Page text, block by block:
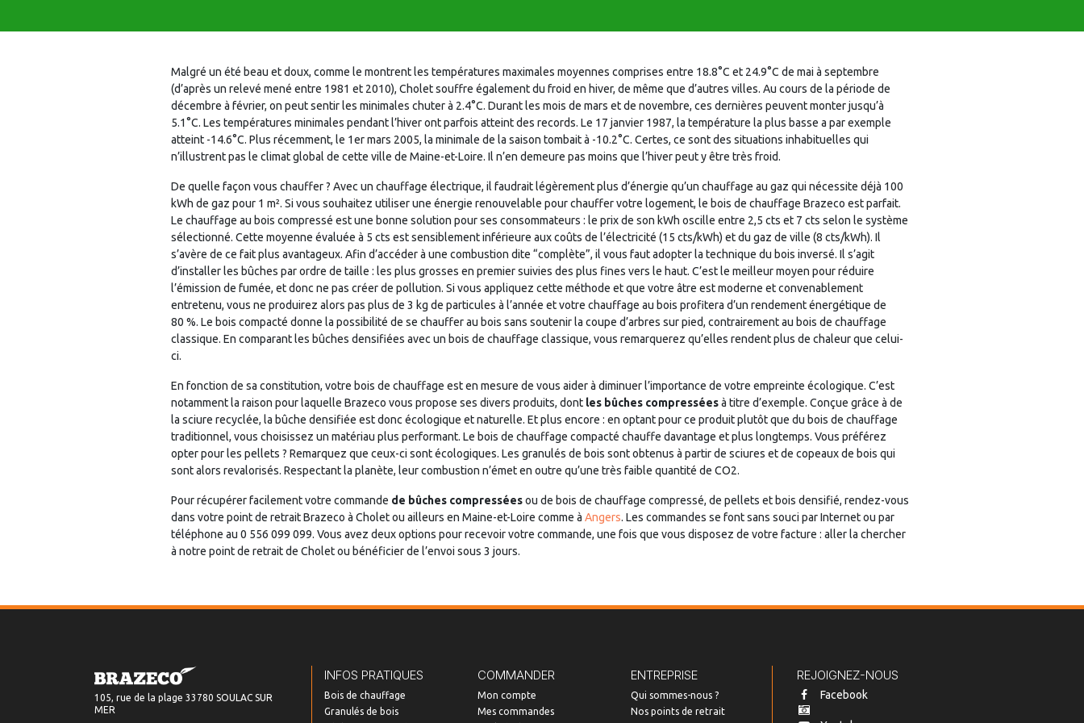
Malgré un été beau et doux, comme le montrent les températures maximales moyennes comprises entre 18.8°C et 24.9°C de mai à septembre
(d’après un relevé mené entre 1981 et 2010), Cholet souffre également du froid en hiver, de même que d’autres villes. Au cours de la période de
décembre à février, on peut sentir les minimales chuter à 2.4°C. Durant les mois de mars et de novembre, ces dernières peuvent monter jusqu’à
5.1°C. Les températures minimales pendant l’hiver ont parfois atteint des records. Le 17 janvier 1987, la température la plus basse a par exemple
atteint -14.6°C. Plus récemment, le 1er mars 2005, la minimale de la saison tombait à -10.2°C. Certes, ce sont des situations inhabituelles qui
n’illustrent pas le climat global de cette ville de Maine-et-Loire. Il n’en demeure pas moins que l’hiver peut y être très froid.
De quelle façon vous chauffer ? Avec un chauffage électrique, il faudrait légèrement plus d’énergie qu’un chauffage au gaz qui nécessite déjà 100
kWh de gaz pour 1 m². Si vous souhaitez utiliser une énergie renouvelable pour chauffer votre logement, le bois de chauffage Brazeco est parfait.
Le chauffage au bois compressé est une bonne solution pour ses consommateurs : le prix de son kWh oscille entre 2,5 cts et 7 cts selon le système
sélectionné. Cette moyenne évaluée à 5 cts est sensiblement inférieure aux coûts de l’électricité (15 cts/kWh) et du gaz de ville (8 cts/kWh). Il
s’avère de ce fait plus avantageux. Afin d’accéder à une combustion dite “complète”, il vous faut adopter la technique du bois inversé. Il s’agit
d’installer les bûches par ordre de taille : les plus grosses en premier suivies des plus fines vers le haut. C’est le meilleur moyen pour réduire
l’émission de fumée, et donc ne pas créer de pollution. Si vous appliquez cette méthode et que votre âtre est moderne et convenablement
entretenu, vous ne produirez alors pas plus de 3 kg de particules à l’année et votre chauffage au bois profitera d’un rendement énergétique de
80 %. Le bois compacté donne la possibilité de se chauffer au bois sans soutenir la coupe d’arbres sur pied, contrairement au bois de chauffage
classique. En comparant les bûches densifiées avec un bois de chauffage classique, vous remarquerez qu’elles rendent plus de chaleur que celui-
ci.
En fonction de sa constitution, votre bois de chauffage est en mesure de vous aider à diminuer l’importance de votre empreinte écologique. C’est
notamment la raison pour laquelle Brazeco vous propose ses divers produits, dont les bûches compresséesà titre d’exemple. Conçue grâce à de
la sciure recyclée, la bûche densifiée est donc écologique et naturelle. Et plus encore : en optant pour ce produit plutôt que du bois de chauffage
traditionnel, vous choisissez un matériau plus performant. Le bois de chauffage compacté chauffe davantage et plus longtemps. Vous préférez
opter pour les pellets ? Remarquez que ceux-ci sont écologiques. Les granulés de bois sont obtenus à partir de sciures et de copeaux de bois qui
sont alors revalorisés. Respectant la planète, leur combustion n’émet en outre qu’une très faible quantité de CO2.
Pour récupérer facilement votre commande de bûches compresséesou de bois de chauffage compressé, de pellets et bois densifié, rendez-vous
dans votre point de retrait Brazeco à Cholet ou ailleurs en Maine-et-Loire comme à Angers. Les commandes se font sans souci par Internet ou par
téléphone au 0 556 099 099. Vous avez deux options pour recevoir votre commande, une fois que vous disposez de votre facture : aller la chercher
à notre point de retrait de Cholet ou bénéficier de l’envoi sous 3 jours.
105, rue de la plage 33780 SOULAC SUR
MER
INFOS PRATIQUES
Bois de chauffage
Granulés de bois
COMMANDER
Mon compte
Mes commandes
ENTREPRISE
Qui sommes-nous ?
Nos points de retrait
REJOIGNEZ-NOUS
Facebook